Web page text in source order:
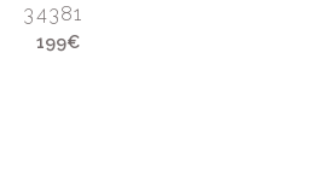
34381
199€